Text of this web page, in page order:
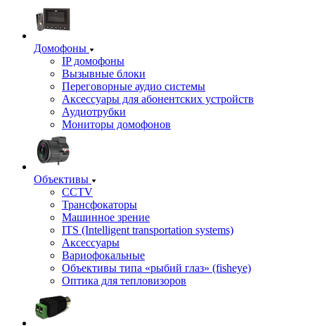
Домофоны
IP домофоны
Вызывные блоки
Переговорные аудио системы
Аксессуары для абонентских устройств
Аудиотрубки
Мониторы домофонов
Объективы
CCTV
Трансфокаторы
Машинное зрение
ITS (Intelligent transportation systems)
Аксессуары
Вариофокальные
Объективы типа «рыбий глаз» (fisheye)
Оптика для тепловизоров